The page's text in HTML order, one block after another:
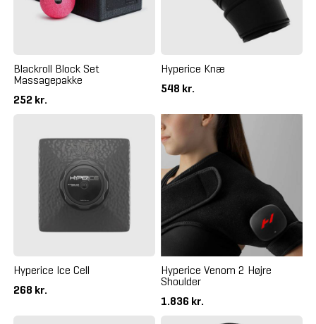
Blackroll Block Set
Massagepakke
252 kr.
Hyperice Knæ
548 kr.
Hyperice Ice Cell
268 kr.
Hyperice Venom 2 Højre
Shoulder
1.836 kr.